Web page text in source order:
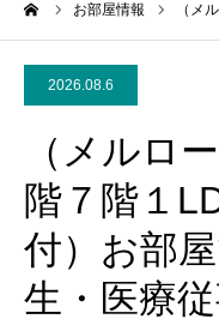
お部屋情報 （メ
2026.08.6
（メルロ
階７階１
付）お部
生・医療